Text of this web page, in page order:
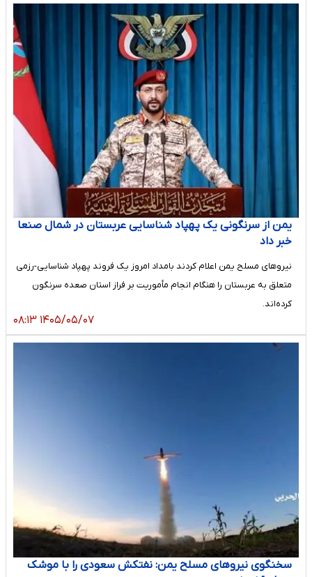
یمن از سرنگونی یک پهپاد شناسایی عربستان در شمال صنعا
خبر داد
نیروهای مسلح یمن اعلام کردند بامداد امروز یک فروند پهپاد شناسایی-رزمی
متعلق به عربستان را هنگام انجام مأموریت بر فراز استان صعده سرنگون
کرده‌اند.
۱۴۰۵/۰۵/۰۷ ۰۸:۱۳
سخنگوی نیروهای مسلح یمن: نفتکش سعودی را با موشک